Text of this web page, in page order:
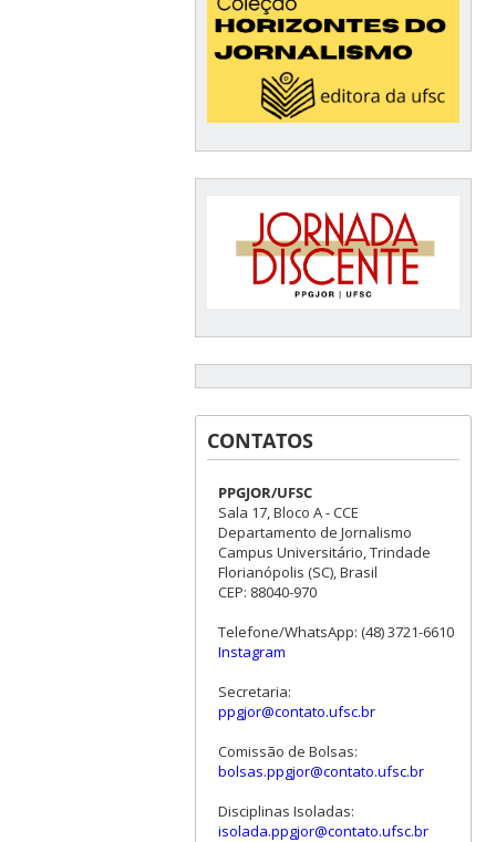
CONTATOS
PPGJOR/UFSC
Sala 17, Bloco A - CCE
Departamento de Jornalismo
Campus Universitário, Trindade
Florianópolis (SC), Brasil
CEP: 88040-970
Telefone/WhatsApp: (48) 3721-6610
Instagram
Secretaria:
ppgjor@contato.ufsc.br
Comissão de Bolsas:
bolsas.ppgjor@contato.ufsc.br
Disciplinas Isoladas:
isolada.ppgjor@contato.ufsc.br